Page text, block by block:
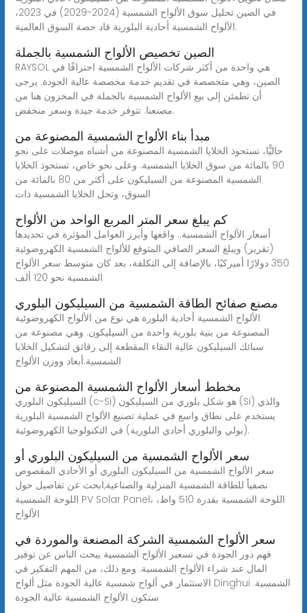
في الصين تحليل سوق الألواح الشمسية (2024-2029) في 2023،
الألواح الشمسية أحادية البلورية قاد حصة السوق العالمية.
الصين تخصيص الألواح الشمسية بالجملة
RAYSOL هي واحدة من أكثر شركات الألواح الشمسية احترافًا في
الصين، وهي متخصصة في تقديم خدمة مخصصة عالية الجودة. يرجى
أن تطمئن إلى بيع الألواح الشمسية بالجملة في المخزون هنا من
مصنعنا. تتوفر خدمة جيدة وسعر منخفض.
مبدأ بناء الألواح الشمسية المصنوعة من
حاليًّا، تستحوذ الخلايا الشمسية المصنوعة من أشباه موصلات على نحو
90 بالمائة من سوق الخلايا الشمسية. وعلى نحو خاص، تستحوذ الخلايا
الشمسية المصنوعة من السيليكون على أكثر من 80 بالمائة من
السوق، وتحل الخلايا الشمسية ذات
كم يبلغ سعر المتر المربع الواحد من الألواح
أسعار الألواح الشمسية.. واقعها وأبرز العوامل المؤثرة في تحديدها
(تقرير) ويبلغ السعر الصافي المتوقع للألواح الشمسية الكهروضوئية
350 دولارًا أميركيًا، بالإضافة إلى التكلفة، بعد كان متوسط سعر الألواح
الشمسية نحو 120 ألف
مصنع صفائح الطاقة الشمسية من السيليكون البلوري
الألواح الشمسية أحادية البلورة هي نوع من الألواح الكهروضوئية
المصنوعة من بنية بلورية واحدة من السيليكون. وهي مصنوعة من
سبائك السيليكون عالية النقاء المقطعة إلى رقائق لتشكيل الخلايا
الشمسية.أبعاد ووزن الألواح
مخطط أسعار الألواح الشمسية المصنوعة من
السيليكون البلوري (c-Si) هو شكل بلوري من السيليكون (Si) والذي
يستخدم على نطاق واسع في عملية تصنيع الألواح الشمسية البلورية
(بولي والبلوري أحادي البلورية) في التكنولوجيا الكهروضوئية.
سعر الألواح الشمسية من السيليكون البلوري أو
سعر الألواح الشمسية من السيليكون البلوري أو الأحادي المقصوص
نصفياً للطاقة الشمسية المنزلية والصناعية,ابحث عن تفاصيل حول
اللوحة الشمسية PV Solar Panel، اللوحة الشمسية بقدرة 510 واط،
الألواح
سعر الألواح الشمسية الشركة المصنعة والموردة في
فهم دور الجودة في تسعير الألواح الشمسية يبحث الناس عن توفير
المال عند شراء الألواح الشمسية. ومع ذلك، من المهم التفكير في
الاستثمار في ألواح شمسية عالية الجودة مثل ألواح Dinghui الشمسية.
ستكون الألواح الشمسية عالية الجودة